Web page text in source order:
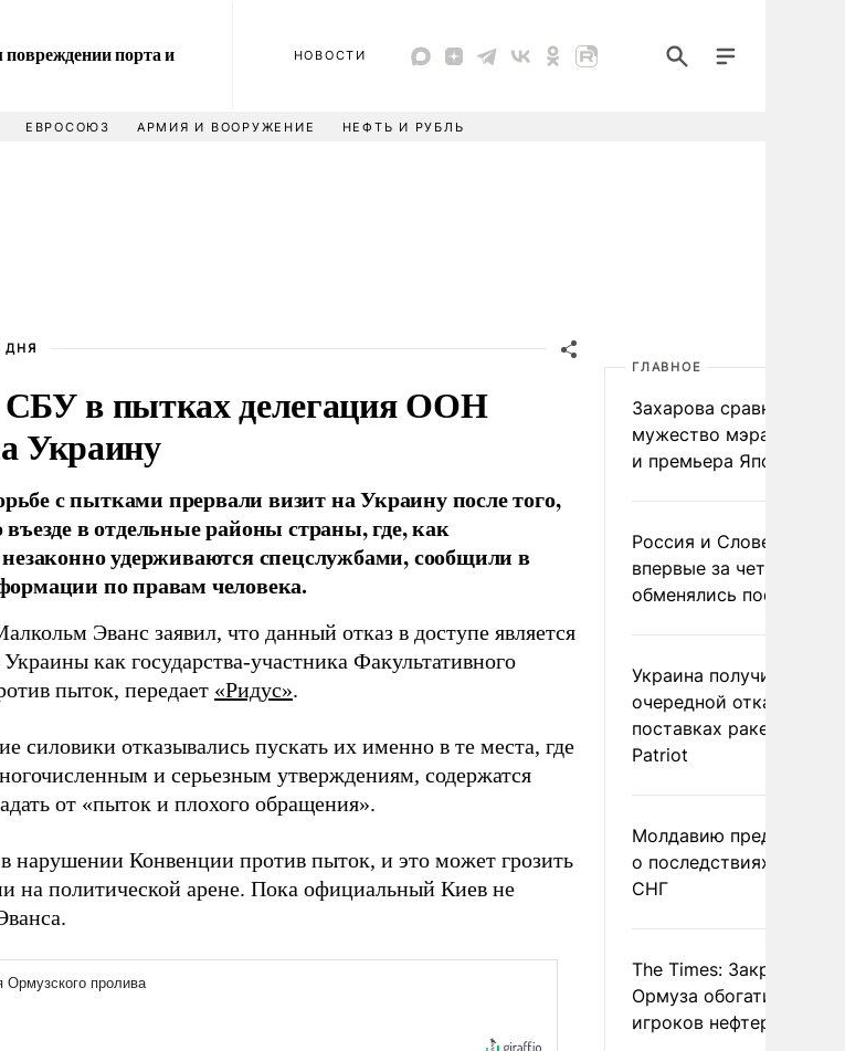
повреждении порта и
НОВОСТИ
ЕВРОСОЮЗ АРМИЯ И ВООРУЖЕНИЕ НЕФТЬ И РУБЛЬ
ДНЯ
СБУ в пытках делегация ООН
Украину
с пытками прервали визит на Украину после того,
в отдельные районы страны, где, как
удерживаются спецслужбами, сообщили в
по правам человека.
Эванс заявил, что данный отказ в доступе является
как государства-участника Факультативного
пыток, передает «Ридус».
силовики отказывались пускать их именно в те места, где
и серьезным утверждениям, содержатся
от «пыток и плохого обращения».
нарушении Конвенции против пыток, и это может грозить
на политической арене. Пока официальный Киев не
ГЛАВНОЕ
Захарова сравнила
мужество мэра
и премьера Японии
Россия и Словения
впервые за четыре года
обменялись
Украина получила
очередной отказ в
поставках ракет для
Patriot
Молдавию
о последствиях выхода
СНГ
The Times: Закрытие
Ормуза обогатило
игроков нефтерынка